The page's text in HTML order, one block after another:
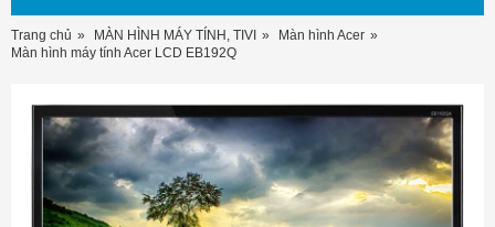
Trang chủ MÀN HÌNH MÁY TÍNH, TIVI
Màn hình Acer
Màn hình máy tính Acer LCD EB192Q